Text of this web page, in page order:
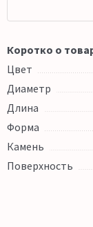
Коротко о
Цвет
Диаметр
Длина
Форма
Камень
Поверхность